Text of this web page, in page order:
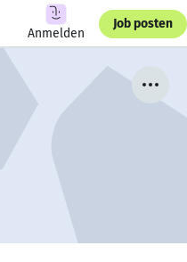
Anmelden
Job posten